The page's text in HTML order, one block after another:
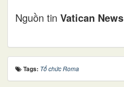
Nguồn tin Vatican News
Tags: Tổ chức Roma